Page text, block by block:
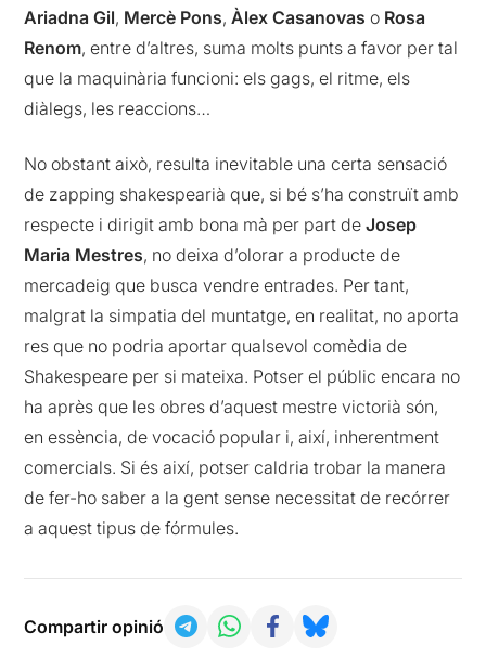
Ariadna Gil, Mercè Pons,Àlex Casanovas o Rosa
Renom, entre d’altres, suma molts punts a favor per tal
que la maquinària funcioni: els gags, el ritme, els
diàlegs, les reaccions…
No obstant això, resulta inevitable una certa sensació
de zapping shakespearià que, si bé s’ha construït amb
respecte i dirigit amb bona mà per part deJosep
Maria Mestres, no deixa d’olorar a producte de
mercadeig que busca vendre entrades. Per tant,
malgrat la simpatia del muntatge, en realitat, no aporta
res que no podria aportar qualsevol comèdia de
Shakespeare per si mateixa. Potser el públic encara no
ha après que les obres d’aquest mestre victorià són,
en essència, de vocació popular i, així, inherentment
comercials. Si és així, potser caldria trobar la manera
de fer-ho saber a la gent sense necessitat de recórrer
a aquest tipus de fórmules.
Compartir opinió